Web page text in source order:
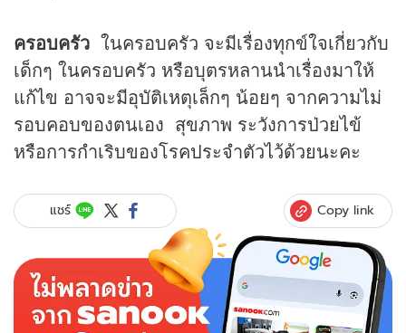
ครอบครัว ในครอบครัว จะมีเรื่องทุกข์ใจเกี่ยวกับ
เด็กๆ ในครอบครัว หรือบุตรหลานนำเรื่องมาให้
แก้ไข อาจจะมีอุบัติเหตุเล็กๆ น้อยๆ จากความไม่
รอบคอบของตนเอง สุขภาพ ระวังการป่วยไข้
หรือการกำเริบของโรคประจำตัวไว้ด้วยนะคะ
แชร์ Copy link